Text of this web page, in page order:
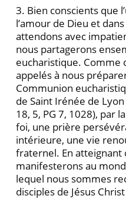
3. Bien conscients que
l’amour de Dieu et
attendons avec
nous partagerons
eucharistique. Comme
appelés à nous
Communion
de Saint Irénée de
18, 5, PG 7, 1028), par
foi, une prière
intérieure, une vie
fraternel. En atteignant
manifesterons au
lequel nous sommes
disciples de Jésus